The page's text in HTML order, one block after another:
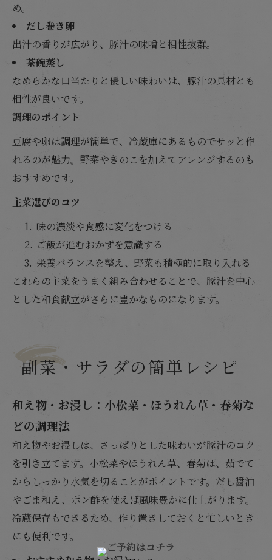
め。
だし巻き卵
出汁の香りが広がり、豚汁の味噌と相性抜群。
茶碗蒸し
なめらかな口当たりと優しい味わいは、豚汁の具材とも
相性が良いです。
調理のポイント
豆腐や卵は調理が簡単で、冷蔵庫にあるものでサッと作
れるのが魅力。野菜やきのこを加えてアレンジするのも
おすすめです。
主菜選びのコツ
味の濃淡や食感に変化をつける
ご飯が進むおかずを意識する
栄養バランスを整え、野菜も積極的に取り入れる
これらの主菜をうまく組み合わせることで、豚汁を中心
とした和食献立がさらに豊かなものになります。
副菜・サラダの簡単レシピ
和え物・お浸し：小松菜・ほうれん草・春菊な
どの調理法
和え物やお浸しは、さっぱりとした味わいが豚汁のコク
を引き立てます。小松菜やほうれん草、春菊は、茹でて
からしっかり水気を切ることがポイントです。だし醤油
やごま和え、ポン酢を使えば風味豊かに仕上がります。
冷蔵保存もできるため、作り置きしておくと忙しいとき
にも便利です。